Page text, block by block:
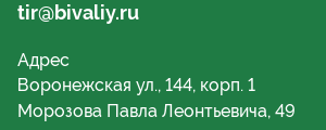
tir@bivaliy.ru
Адрес
Воронежская ул., 144, корп. 1
Морозова Павла Леонтьевича, 49